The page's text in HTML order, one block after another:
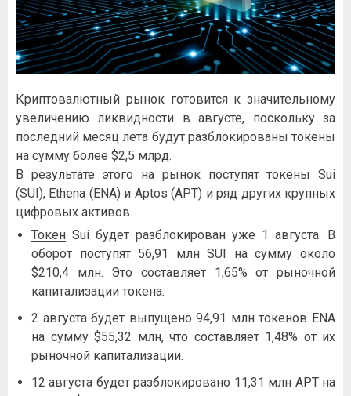
Криптовалютный рынок готовится к значительному
увеличению ликвидности в августе, поскольку за
последний месяц лета будут разблокированы токены
на сумму более $2,5 млрд.
В результате этого на рынок поступят токены Sui
(SUI), Ethena (ENA) и Aptos (APT) и ряд других крупных
цифровых активов.
Токен Sui будет разблокирован уже 1 августа. В
оборот поступят 56,91 млн SUI на сумму около
$210,4 млн. Это составляет 1,65% от рыночной
капитализации токена.
2 августа будет выпущено 94,91 млн токенов ENA
на сумму $55,32 млн, что составляет 1,48% от их
рыночной капитализации.
12 августа будет разблокировано 11,31 млн APT на